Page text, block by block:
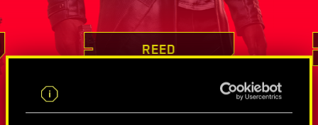
jej
atut,
w jej
dowodził swoich mistrzowskich
umiejętności, podejmując się misji z
pozoru niemożliwych. Pozyskiwanie
cennych informacji czy infiltracja
strzeżonych celów to dla niego chleb
powszechny. Reed jest przy tym kimś
obdarzonym głębokim poczuciem
REED
który
innych
jest
spędziła
cechy